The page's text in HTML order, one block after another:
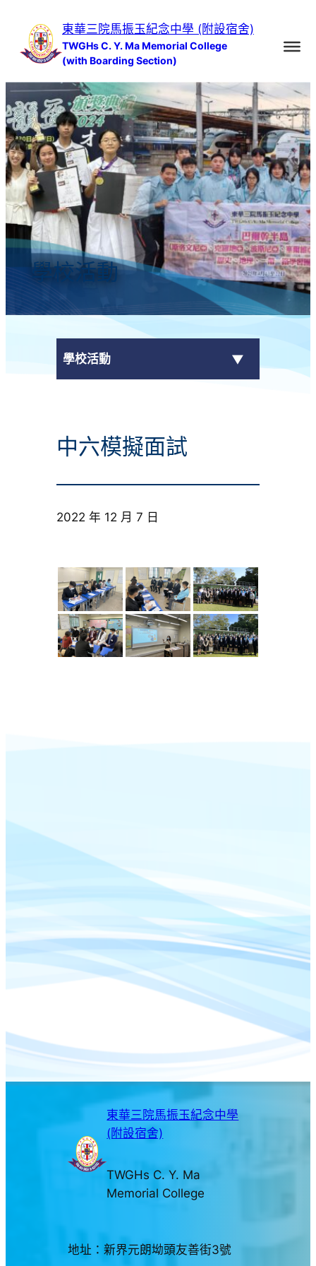
內
容
東華三院馬振玉紀念中學 (附設宿舍)
TWGHs C. Y. Ma Memorial College
(with Boarding Section)
學校活動
學校活動
校外獎項
學校活動
學生作品
榮譽榜
中六模擬面試
2022 年 12 月 7 日
東華三院馬振玉紀念中學
(附設宿舍)
TWGHs C. Y. Ma
Memorial College
地址：新界元朗坳頭友善街3號